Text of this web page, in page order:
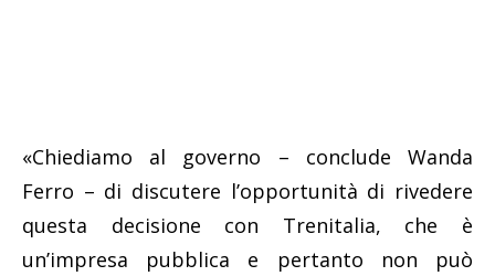
«Chiediamo al governo – conclude Wanda
Ferro – di discutere l’opportunità di rivedere
questa decisione con Trenitalia, che è
un’impresa pubblica e pertanto non può